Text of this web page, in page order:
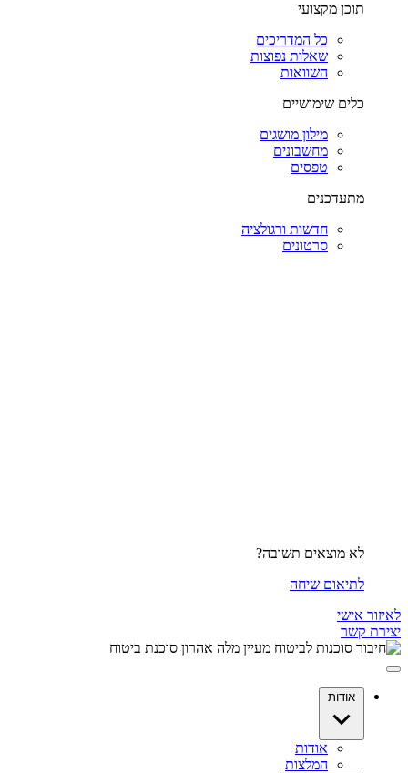
תוכן מקצועי
כל המדריכים
שאלות נפוצות
השוואות
כלים שימושיים
מילון מושגים
מחשבונים
טפסים
מתעדכנים
חדשות ורגולציה
סרטונים
לא מוצאים תשובה?
לתיאום שיחה
לאיזור אישי
יצירת קשר
אודות
אודות
המלצות